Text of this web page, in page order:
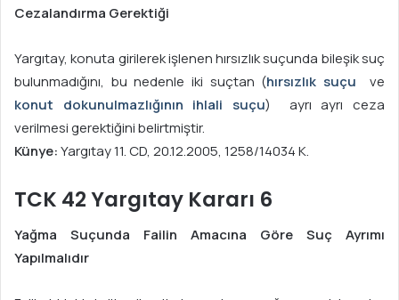
Cezalandırma Gerektiği
Yargıtay, konuta girilerek işlenen hırsızlık suçunda bileşik suç
bulunmadığını, bu nedenle iki suçtan (hırsızlık suçu ve
konut dokunulmazlığının ihlali suçu) ayrı ayrı ceza
verilmesi gerektiğini belirtmiştir.
Künye:Yargıtay 11. CD, 20.12.2005, 1258/14034 K.
TCK 42 Yargıtay Kararı 6
Yağma Suçunda Failin Amacına Göre Suç Ayrımı
Yapılmalıdır